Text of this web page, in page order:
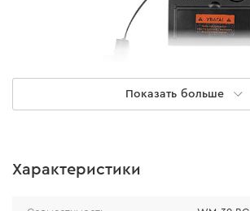
Показать больше
Характеристики